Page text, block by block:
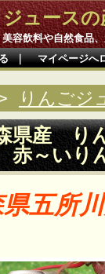
ュース
容飲料や自然食品
｜ マイページへ
りんごジ
県産 り
～いり
五所